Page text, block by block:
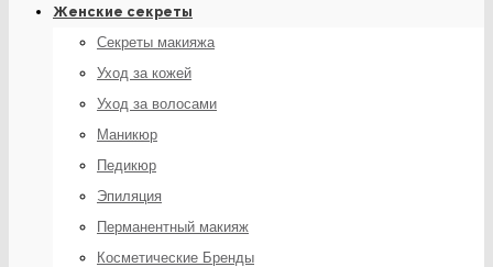
Женские секреты
Секреты макияжа
Уход за кожей
Уход за волосами
Маникюр
Педикюр
Эпиляция
Перманентный макияж
Косметические Бренды